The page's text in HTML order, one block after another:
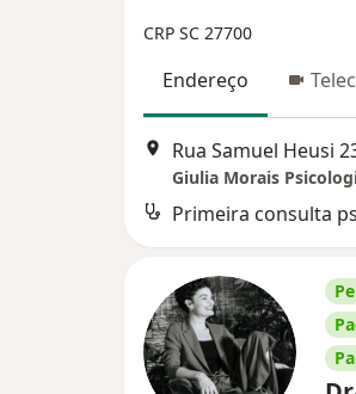
CRP SC 27700
Endereço
Rua Samuel Heusi
Primeira consulta